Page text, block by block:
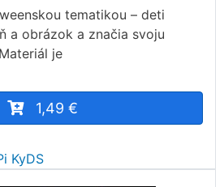
tematikou – deti
a obrázok a značia svoju
je
1,49 €
KyDS